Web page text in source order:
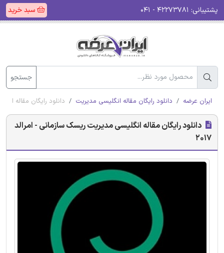
پشتیبانی: سبد خرید
جستجو
ایران عرضه دانلود رایگان مقاله انگلیسی مدیریت دانلود رایگان مقاله
دانلود رایگان مقاله انگلیسی مدیریت ریسک سازمانی - امرالد
2017